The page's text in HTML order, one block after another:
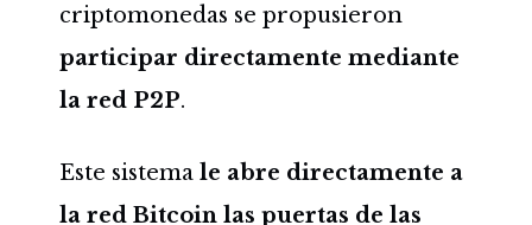
criptomonedas se propusieron
participar directamente mediante
la red P2P.
Este sistema le abre directamente a
la red Bitcoin las puertas de las